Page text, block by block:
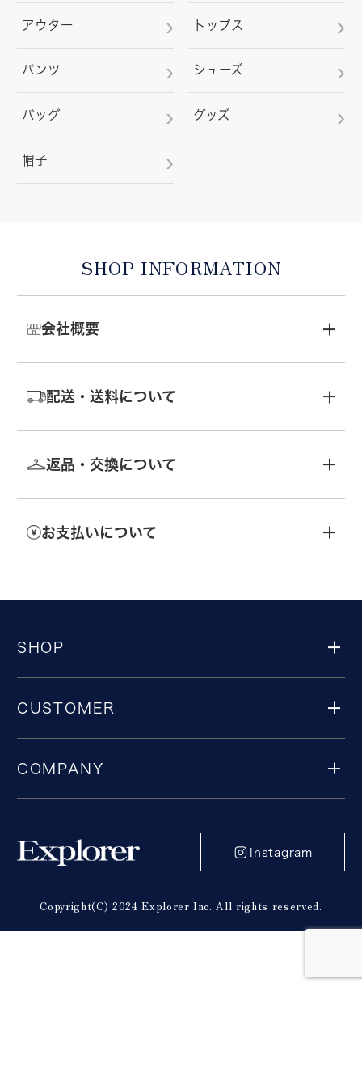
アウター トップス
パンツ シューズ
バッグ グッズ
帽子
SHOP INFORMATION
会社概要
配送・送料について
返品・交換について
お支払いについて
SHOP
CUSTOMER
COMPANY
Instagram
Copyright(C) 2024 Explorer Inc. All rights reserved.